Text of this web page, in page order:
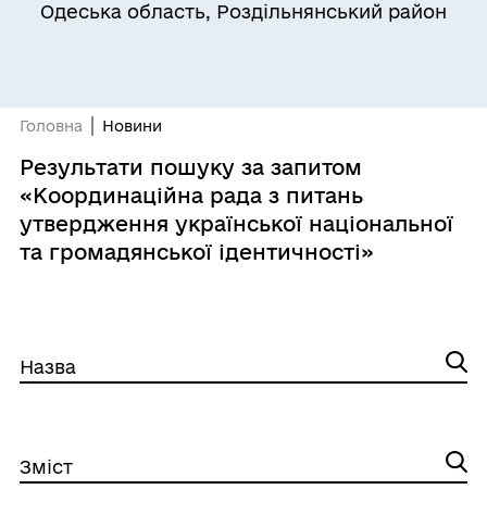
Одеська область, Роздільнянський район
Головна Новини
Результати пошуку за запитом
«Координаційна рада з питань
утвердження української національної
та громадянської ідентичності»
Назва
Зміст